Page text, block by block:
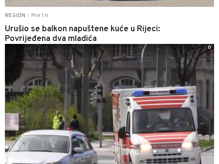
REGION Pre 1 h
Urušio se balkon napuštene kuće u Rijeci:
Povrijeđena dva mladića
0